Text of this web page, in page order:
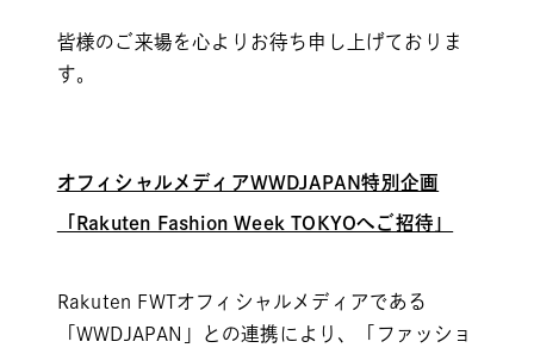
皆様のご来場を心よりお待ち申し上げておりま
す。
オフィシャルメディアWWDJAPAN特別企画
「Rakuten Fashion Week TOKYOへご招待」
Rakuten FWTオフィシャルメディアである
「WWDJAPAN」との連携により、「ファッショ